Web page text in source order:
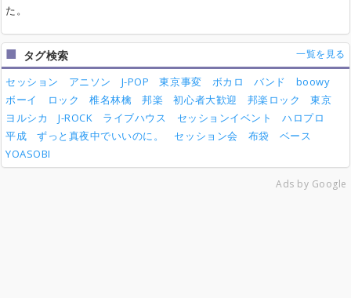
た。
タグ検索 一覧を見る
セッション アニソン J-POP 東京事変 ボカロ バンド
boowy
ボーイ
ロック 椎名林檎 邦楽 初心者大歓迎 邦楽ロック
東京
ヨルシカ
J-ROCK ライブハウス セッションイベント
ハロプロ
平成
ずっと真夜中でいいのに。 セッション会 布袋
ベース
YOASOBI
Ads by Google